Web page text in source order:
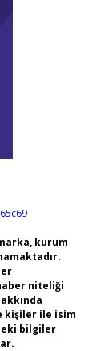
kurum
niteliği
kişiler ile isim
bilgiler